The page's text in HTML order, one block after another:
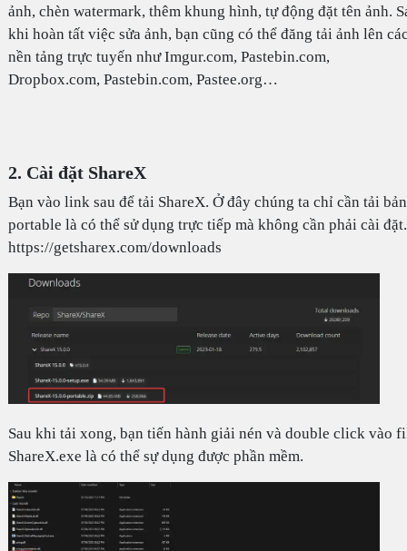
ảnh, chèn watermark, thêm khung hình, tự động đặt tên ảnh.
khi hoàn tất việc sửa ảnh, bạn cũng có thể đăng tải ảnh lên
nền tảng trực tuyến như Imgur.com, Pastebin.com,
Dropbox.com, Pastebin.com, Pastee.org…
2. Cài đặt ShareX
Bạn vào link sau để tải ShareX. Ở đây chúng ta chỉ cần tải bản
portable là có thể sử dụng trực tiếp mà không cần phải cài đặt.
https://getsharex.com/downloads
Sau khi tải xong, bạn tiến hành giải nén và double click vào
ShareX.exe là có thể sự dụng được phần mềm.